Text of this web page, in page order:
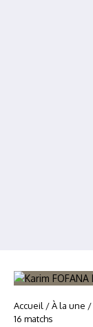
Accueil /À la une /
16 matchs